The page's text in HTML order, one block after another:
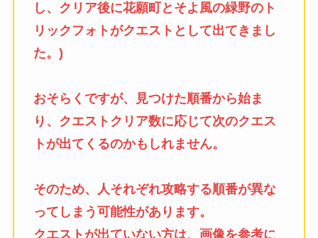
し、クリア後に花願町とそよ風の緑野のト
リックフォトがクエストとして出てきまし
た。)
おそらくですが、見つけた順番から始ま
り、クエストクリア数に応じて次のクエス
トが出てくるのかもしれません。
そのため、人それぞれ攻略する順番が異な
ってしまう可能性があります。
クエストが出ていない方は、画像を参考に